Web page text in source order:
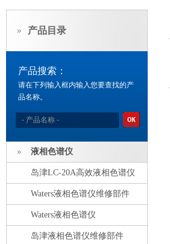
产品目录
产品搜索：
请在下列输入框内输入您要查找的产
品名称。
液相色谱仪
岛津LC-20A高效液相色谱仪
Waters液相色谱仪维修部件
Waters液相色谱仪
岛津液相色谱仪维修部件